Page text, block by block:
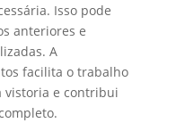
Isso pode
anteriores e
A
facilita o trabalho
vistoria e contribui